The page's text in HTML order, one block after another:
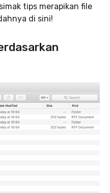
tips merapikan file
di sini!